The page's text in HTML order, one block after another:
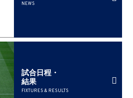
NEWS
試合日程・
結果
FIXTURES & RESULTS